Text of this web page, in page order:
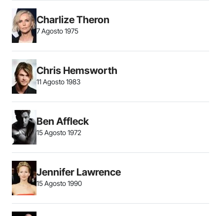
Charlize Theron
7 Agosto 1975
Chris Hemsworth
11 Agosto 1983
Ben Affleck
15 Agosto 1972
Jennifer Lawrence
15 Agosto 1990